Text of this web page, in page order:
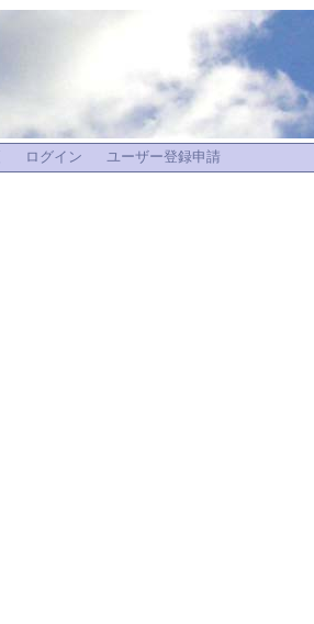
ログイン ユーザー登録申請